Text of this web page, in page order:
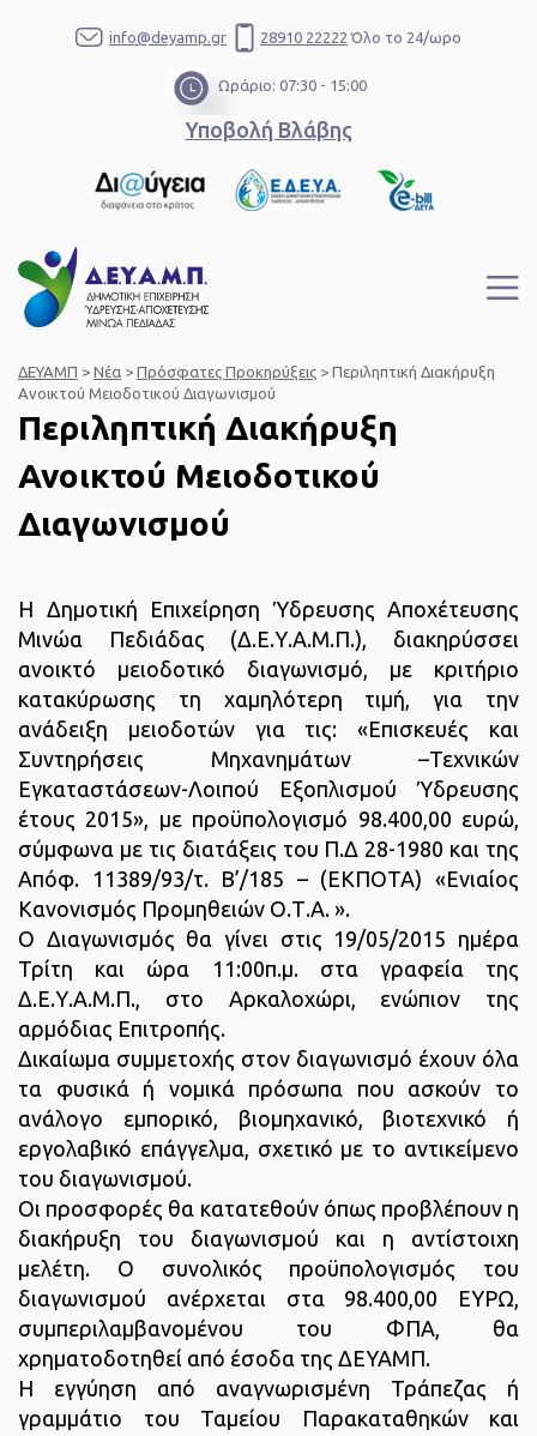
info@deyamp.gr 28910 22222 Όλο το 24/ωρο
Ωράριο: 07:30 - 15:00
Υποβολή Βλάβης
ΔΕΥΑΜΠ > Νέα > Πρόσφατες Προκηρύξεις > Περιληπτική Διακήρυξη
Ανοικτού Μειοδοτικού Διαγωνισμού
Περιληπτική Διακήρυξη
Ανοικτού Μειοδοτικού
Διαγωνισμού
Η Δημοτική Επιχείρηση Ύδρευσης Αποχέτευσης
Μινώα Πεδιάδας (Δ.Ε.Υ.Α.Μ.Π.), διακηρύσσει
ανοικτό μειοδοτικό διαγωνισμό, με κριτήριο
κατακύρωσης τη χαμηλότερη τιμή, για την
ανάδειξη μειοδοτών για τις: «Επισκευές και
Συντηρήσεις Μηχανημάτων –Τεχνικών
Εγκαταστάσεων-Λοιπού Εξοπλισμού Ύδρευσης
έτους 2015», με προϋπολογισμό 98.400,00 ευρώ,
σύμφωνα με τις διατάξεις του Π.Δ 28-1980 και της
Απόφ. 11389/93/τ. Β’/185 – (ΕΚΠΟΤΑ) «Ενιαίος
Κανονισμός Προμηθειών Ο.Τ.Α. ».
Ο Διαγωνισμός θα γίνει στις 19/05/2015 ημέρα
Τρίτη και ώρα 11:00π.μ. στα γραφεία της
Δ.Ε.Υ.Α.Μ.Π., στο Αρκαλοχώρι, ενώπιον της
αρμόδιας Επιτροπής.
Δικαίωμα συμμετοχής στον διαγωνισμό έχουν όλα
τα φυσικά ή νομικά πρόσωπα που ασκούν το
ανάλογο εμπορικό, βιομηχανικό, βιοτεχνικό ή
εργολαβικό επάγγελμα, σχετικό με το αντικείμενο
του διαγωνισμού.
Οι προσφορές θα κατατεθούν όπως προβλέπουν η
διακήρυξη του διαγωνισμού και η αντίστοιχη
μελέτη. Ο συνολικός προϋπολογισμός του
διαγωνισμού ανέρχεται στα 98.400,00 ΕΥΡΩ,
συμπεριλαμβανομένου του ΦΠΑ, θα
χρηματοδοτηθεί από έσοδα της ΔΕΥΑΜΠ.
Η εγγύηση από αναγνωρισμένη Τράπεζας ή
γραμμάτιο του Ταμείου Παρακαταθηκών και